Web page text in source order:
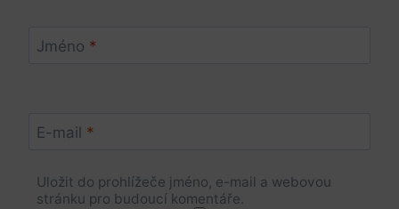
Jméno *
E-mail *
Uložit do prohlížeče jméno, e-mail a webovou
stránku pro budoucí komentáře.